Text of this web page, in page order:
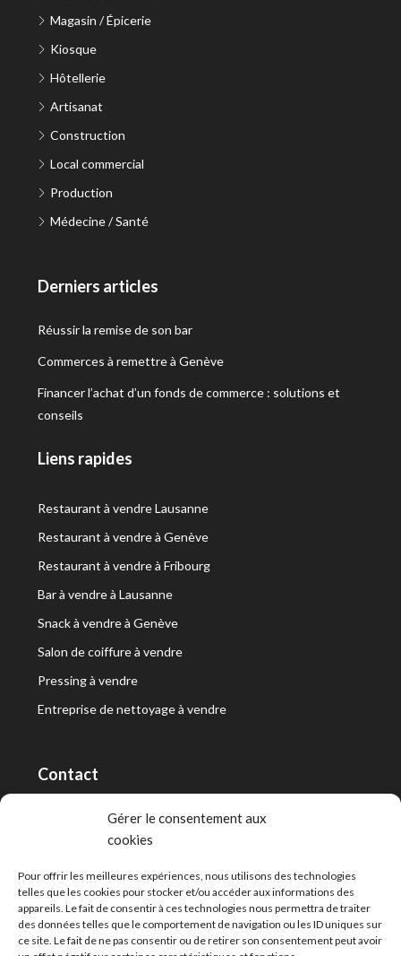
Gérer le consentement aux
cookies
Pour offrir les meilleures expériences, nous utilisons des technologies
telles que les cookies pour stocker et/ou accéder aux informations des
appareils. Le fait de consentir à ces technologies nous permettra de traiter
des données telles que le comportement de navigation ou les ID uniques sur
ce site. Le fait de ne pas consentir ou de retirer son consentement peut avoir
Magasin / Épicerie
Kiosque
Hôtellerie
Artisanat
Construction
Local commercial
Production
Médecine / Santé
Derniers articles
Réussir la remise de son bar
Commerces à remettre à Genève
Financer l’achat d’un fonds de commerce : solutions et
conseils
Liens rapides
Restaurant à vendre Lausanne
Restaurant à vendre à Genève
Restaurant à vendre à Fribourg
Bar à vendre à Lausanne
Snack à vendre à Genève
Salon de coiffure à vendre
Pressing à vendre
Entreprise de nettoyage à vendre
Contact
RT Capital First SA/Ltd
info@capitalfirst.ch